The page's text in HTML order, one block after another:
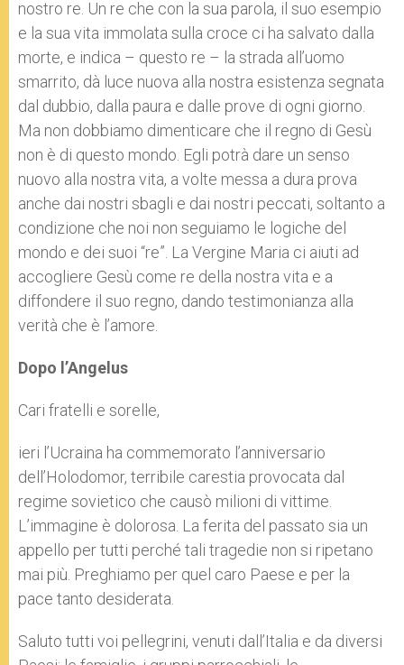
nostro re. Un re che con la sua parola, il suo esempio
e la sua vita immolata sulla croce ci ha salvato dalla
morte, e indica – questo re – la strada all’uomo
smarrito, dà luce nuova alla nostra esistenza segnata
dal dubbio, dalla paura e dalle prove di ogni giorno.
Ma non dobbiamo dimenticare che il regno di Gesù
non è di questo mondo. Egli potrà dare un senso
nuovo alla nostra vita, a volte messa a dura prova
anche dai nostri sbagli e dai nostri peccati, soltanto a
condizione che noi non seguiamo le logiche del
mondo e dei suoi “re”. La Vergine Maria ci aiuti ad
accogliere Gesù come re della nostra vita e a
diffondere il suo regno, dando testimonianza alla
verità che è l’amore.
Dopo l’Angelus
Cari fratelli e sorelle,
ieri l’Ucraina ha commemorato l’anniversario
dell’Holodomor, terribile carestia provocata dal
regime sovietico che causò milioni di vittime.
L’immagine è dolorosa. La ferita del passato sia un
appello per tutti perché tali tragedie non si ripetano
mai più. Preghiamo per quel caro Paese e per la
pace tanto desiderata.
Saluto tutti voi pellegrini, venuti dall’Italia e da diversi